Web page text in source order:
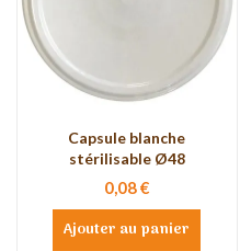
Capsule blanche
stérilisable Ø48
0,08 €
Ajouter au panier